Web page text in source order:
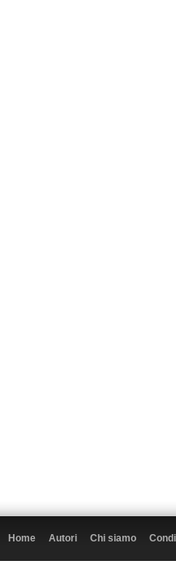
Home Autori Chi siamo